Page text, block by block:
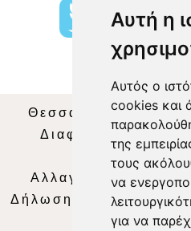
Αυτή η
Αυτός ο
cookies και
της
τους
να
για να
Θεσσαλία
Διαφήμιση | Όροι
Απορρήτου |
Αλλαγή
Δήλωση συμμόρφωσης
2018/334|